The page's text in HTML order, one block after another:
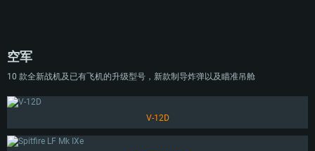
空军
10 款全新战机及已有飞机的升级型号，新款制导炸弹以及瞄准吊舱
V-12D